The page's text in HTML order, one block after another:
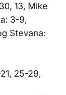
13, Mike
3-9,
Stevana:
25-29,